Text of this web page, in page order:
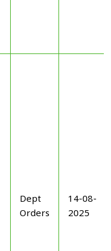
Dept
Orders
14-08-
2025